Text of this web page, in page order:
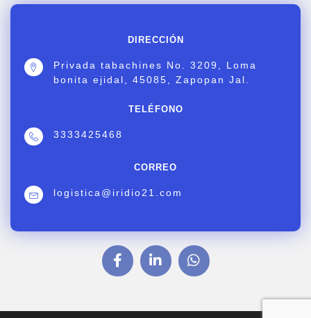
DIRECCIÓN
Privada tabachines No. 3209, Loma
bonita ejidal, 45085, Zapopan Jal.
TELÉFONO
3333425468
CORREO
logistica@iridio21.com